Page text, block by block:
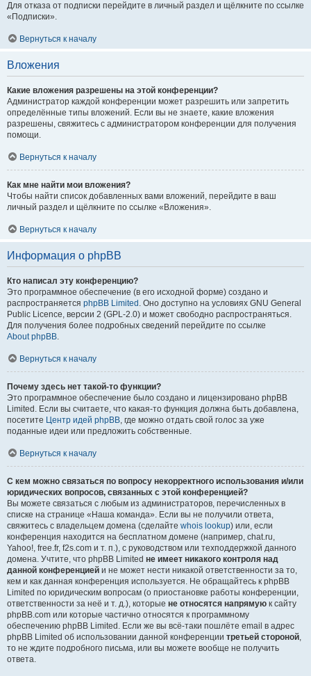
Для отказа от подписки перейдите в личный раздел и щёлкните по ссылке
«Подписки».
Вернуться к началу
Вложения
Какие вложения разрешены на этой конференции?
Администратор каждой конференции может разрешить или запретить
определённые типы вложений. Если вы не знаете, какие вложения
разрешены, свяжитесь с администратором конференции для получения
помощи.
Вернуться к началу
Как мне найти мои вложения?
Чтобы найти список добавленных вами вложений, перейдите в ваш
личный раздел и щёлкните по ссылке «Вложения».
Вернуться к началу
Информация о phpBB
Кто написал эту конференцию?
Это программное обеспечение (в его исходной форме) создано и
распространяется phpBB Limited . Оно доступно на условиях GNU General
Public Licence, версии 2 (GPL-2.0) и может свободно распространяться.
Для получения более подробных сведений перейдите по ссылке
About phpBB.
Вернуться к началу
Почему здесь нет такой-то функции?
Это программное обеспечение было создано и лицензировано phpBB
Limited. Если вы считаете, что какая-то функция должна быть добавлена,
посетите Центр идей phpBB, где можно отдать свой голос за уже
поданные идеи или предложить собственные.
Вернуться к началу
С кем можно связаться по вопросу некорректного использования и/или
юридических вопросов, связанных с этой конференцией?
Вы можете связаться с любым из администраторов, перечисленных в
списке на странице «Наша команда». Если вы не получили ответа,
свяжитесь с владельцем домена (сделайте whois lookup) или, если
конференция находится на бесплатном домене (например, chat.ru,
Yahoo!, free.fr, f2s.com и т. п.), с руководством или техподдержкой данного
домена. Учтите, что phpBB Limited не имеет никакого контроля над
данной конференцией и не может нести никакой ответственности за то,
кем и как данная конференция используется. Не обращайтесь к phpBB
Limited по юридическим вопросам (о приостановке работы конференции,
ответственности за неё и т. д.), которые не относятся напрямую к сайту
phpBB.com или которые частично относятся к программному
обеспечению phpBB Limited. Если же вы всё-таки пошлёте email в адрес
phpBB Limited об использовании данной конференции третьей стороной,
то не ждите подробного письма, или вы можете вообще не получить
ответа.